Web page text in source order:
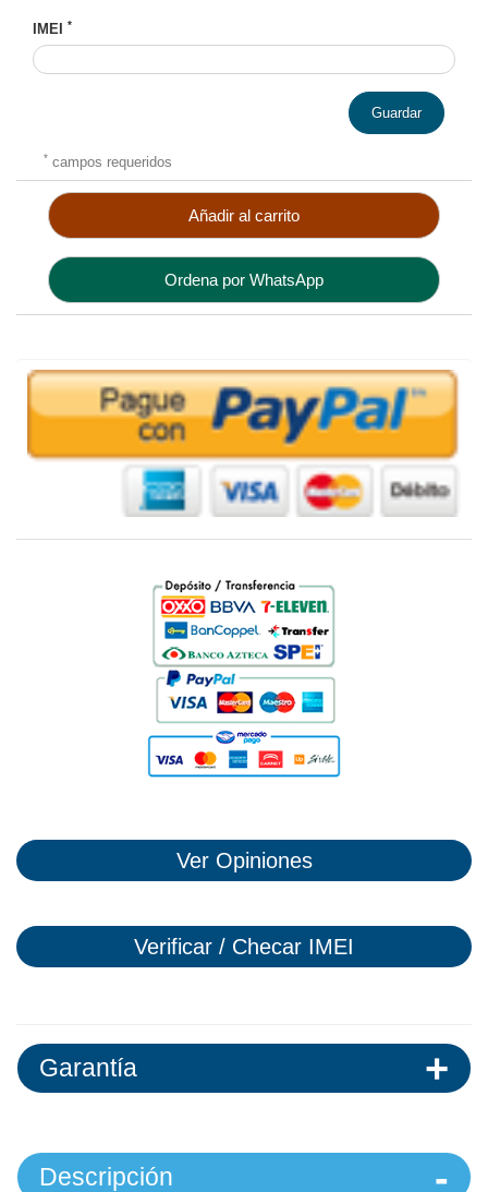
IMEI *
Guardar
* campos requeridos
Añadir al carrito
Ordena por WhatsApp
Ver Opiniones
Verificar / Checar IMEI
Garantía
Descripción